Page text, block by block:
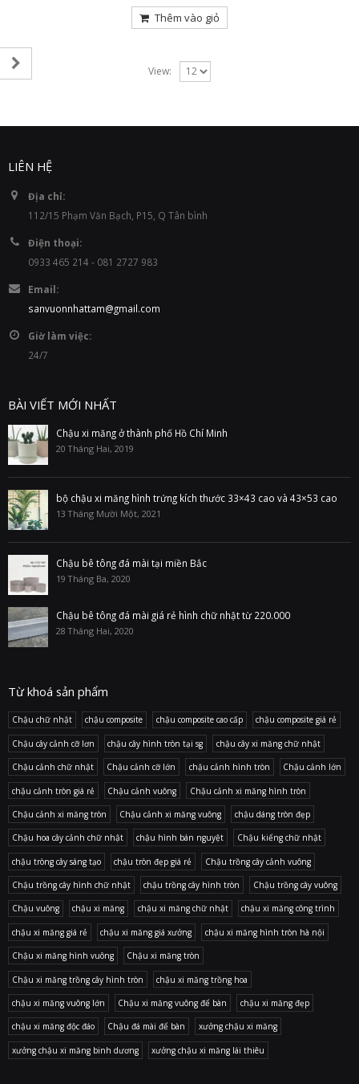
Thêm vào giỏ
View:
LIÊN HỆ
Địa chỉ:
112/15 Phạm Văn Bạch, P15, Q Tân bình
Điện thoại:
0933 465 214 - 081 2727 983
Email:
sanvuonnhattam@gmail.com
Giờ làm việc:
24/7
BÀI VIẾT MỚI NHẤT
Chậu xi măng ở thành phố Hồ Chí Minh
20 Tháng Hai, 2019
bộ chậu xi măng hình trứng kích thước 33×43 cao và 43×53 cao
13 Tháng Mười Một, 2021
Chậu bê tông đá mài tại miền Bắc
19 Tháng Ba, 2020
Chậu bê tông đá mài giá rẻ hình chữ nhật từ 220.000
28 Tháng Hai, 2020
Từ khoá sản phẩm
Chậu chữ nhật chậu composite chậu composite cao cấp chậu composite giá rẻ
Chậu cây cảnh cỡ lơn chậu cây hình tròn tại sg chậu cây xi măng chữ nhật
Chậu cảnh chữ nhật Chậu cảnh cỡ lớn chậu cảnh hình tròn Chậu cảnh lớn
chậu cảnh tròn giá rẻ Chậu cảnh vuông Chậu cảnh xi măng hình tròn
Chậu cảnh xi măng tròn Chậu cảnh xi măng vuông chậu dáng tròn đẹp
Chậu hoa cây cảnh chữ nhật chậu hình bán nguyệt Chậu kiểng chữ nhật
chậu tròng cây sáng tạo chậu tròn đẹp giá rẻ Chậu trồng cây cảnh vuông
Chậu trồng cây hình chữ nhật chậu trồng cây hình tròn Chậu trồng cây vuông
Chậu vuông chậu xi măng chậu xi măng chữ nhật chậu xi măng công trình
chậu xi măng giá rẻ chậu xi măng giá xưởng chậu xi măng hình tròn hà nội
Chậu xi măng hình vuông Chậu xi măng tròn
Chậu xi măng trồng cây hình tròn chậu xi măng trồng hoa
chậu xi măng vuông lớn Chậu xi măng vuông để bàn chậu xi măng đẹp
chậu xi măng độc đáo Chậu đá mài để bàn xưởng chậu xi măng
xưởng chậu xi măng binh dương xưởng chậu xi măng lái thiêu